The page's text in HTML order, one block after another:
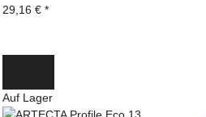
29,16 € *
Auf Lager